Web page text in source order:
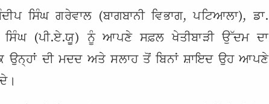
ਸਿੰਘ ਗਰੇਵਾਲ (ਬਾਗਬਾਨੀ ਵਿਭਾਗ, ਪਟਿਆਲਾ), ਡਾ.
ਸਿੰਘ (ਪੀ.ਏ.ਯੂ) ਨੂੰ ਆਪਣੇ ਸਫ਼ਲ ਖੇਤੀਬਾੜੀ ਉੱਦਮ ਦਾ
ਉਨ੍ਹਾਂ ਦੀ ਮਦਦ ਅਤੇ ਸਲਾਹ ਤੋਂ ਬਿਨਾਂ ਸ਼ਾਇਦ ਉਹ ਆਪਣੇ